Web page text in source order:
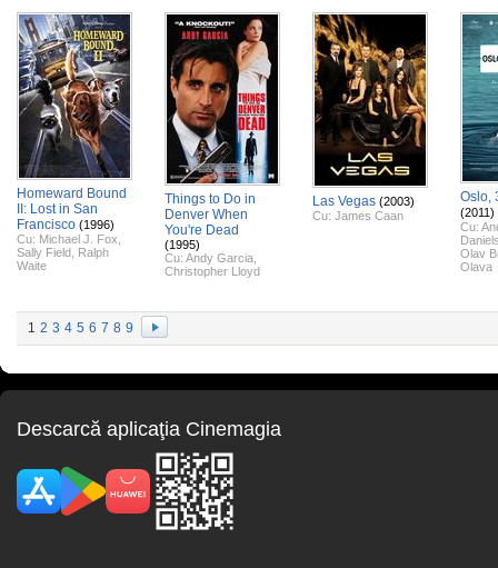
Homeward Bound
II: Lost in San
Francisco (1996)
Cu: Michael J. Fox
Sally Field Ralph
Waite
Things to Do in
Denver When
You're Dead
(1995)
Cu: Andy Garcia
Christopher Lloyd
Las Vegas (2003)
Cu: James Caan
Oslo,
(2011)
Cu:
Olav
Olava
1 2 3 4 5 6 7 8 9
Descarcă aplicaţia Cinemagia